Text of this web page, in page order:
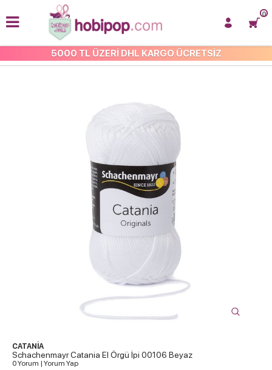
5000 TL ÜZERİ DHL KARGO ÜCRETSİZ
0
CATANİA ÖRGÜ İPİ
CATANİA
Schachenmayr Catania El Örgü İpi 00106 Beyaz
0 Yorum | Yorum Yap